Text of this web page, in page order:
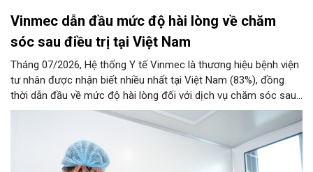
Vinmec dẫn đầu mức độ hài lòng về chăm
sóc sau điều trị tại Việt Nam
Tháng 07/2026, Hệ thống Y tế Vinmec là thương hiệu bệnh viện
tư nhân được nhận biết nhiều nhất tại Việt Nam (83%), đồng
thời dẫn đầu về mức độ hài lòng đối với dịch vụ chăm sóc sau
điều trị.